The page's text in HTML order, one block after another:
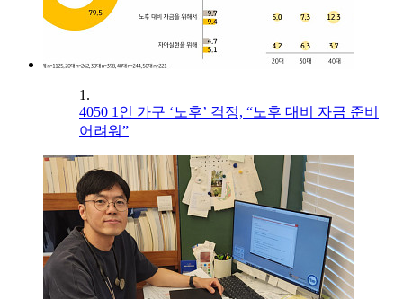
1.
4050 1인 가구 ‘노후’ 걱정, “노후 대비 자금 준비
어려워”